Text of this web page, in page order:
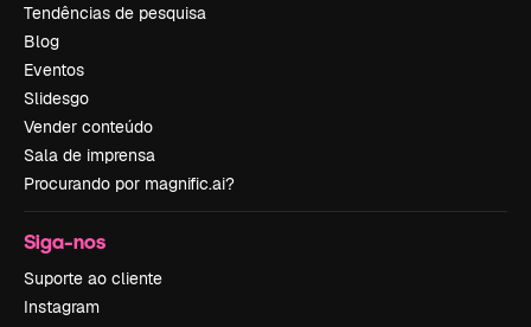
Tendências de pesquisa
Blog
Eventos
Slidesgo
Vender conteúdo
Sala de imprensa
Procurando por magnific.ai?
Siga-nos
Suporte ao cliente
Instagram